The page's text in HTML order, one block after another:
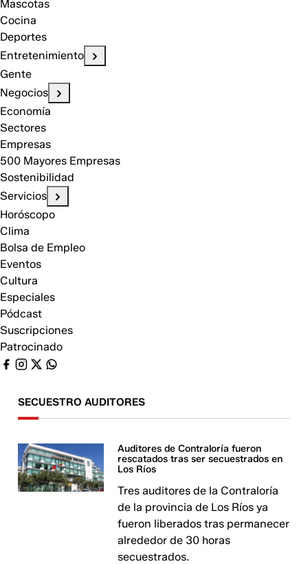
Mascotas
Cocina
Deportes
Entretenimiento
Gente
Negocios
Economía
Sectores
Empresas
500 Mayores Empresas
Sostenibilidad
Servicios
Horóscopo
Clima
Bolsa de Empleo
Eventos
Cultura
Especiales
Pódcast
Suscripciones
Patrocinado
SECUESTRO AUDITORES
Auditores de Contraloría fueron
rescatados tras ser secuestrados en
Los Ríos
Tres auditores de la Contraloría
de la provincia de Los Ríos ya
fueron liberados tras permanecer
alrededor de 30 horas
secuestrados.